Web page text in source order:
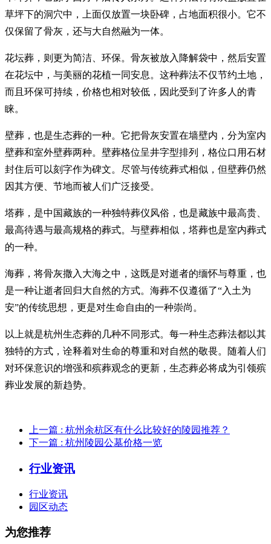
草坪下的洞穴中，上面仅放置一块卧碑，占地面积很小。它不
仅保留了骨灰，还与大自然融为一体。
花坛葬，则更为简洁、环保。骨灰被放入降解袋中，然后安置
在花坛中，与美丽的花植一同安息。这种葬法不仅节约土地，
而且环保可持续，价格也相对较低，因此受到了许多人的青
睐。
壁葬，也是生态葬的一种。它把骨灰安置在墙壁内，分为室内
壁葬和室外壁葬两种。壁葬格位呈井字型排列，格位口用石材
封住后可以刻字作为碑文。尽管与传统葬式相似，但壁葬仍然
因其方便、节地而被人们广泛接受。
塔葬，是中国藏族的一种独特葬仪风俗，也是藏族中最高贵、
最高待遇与最高规格的葬式。与壁葬相似，塔葬也是室内葬式
的一种。
海葬，将骨灰撒入大海之中，这既是对逝者的缅怀与尊重，也
是一种让逝者回归大自然的方式。海葬不仅遵循了“入土为
安”的传统思想，更是对生命自由的一种崇尚。
以上就是杭州生态葬的几种不同形式。每一种生态葬法都以其
独特的方式，诠释着对生命的尊重和对自然的敬畏。随着人们
对环保意识的增强和殡葬观念的更新，生态葬必将成为引领殡
葬业发展的新趋势。
上一篇 : 杭州余杭区有什么比较好的陵园推荐？
下一篇 : 杭州陵园公墓价格一览
行业资讯
行业资讯
园区动态
为您推荐